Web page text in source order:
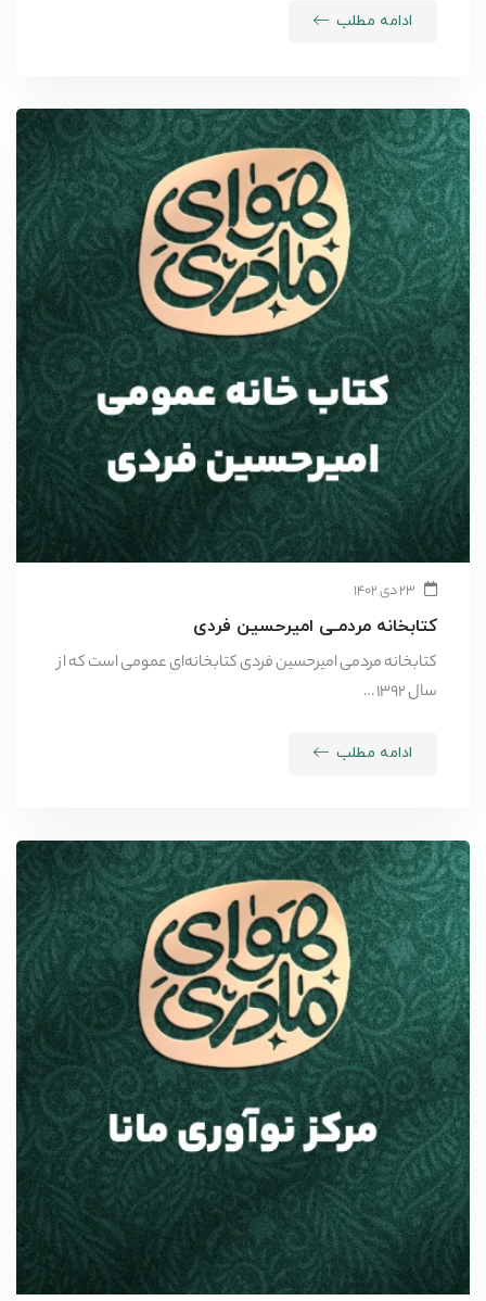
ادامه مطلب
۲۳ دی ۱۴۰۲
کتابخانه مردمـی امیرحسین فردی
کتابخانه مردمی امیرحسین فردی کتابخانه‌ای عمومی است که از
سال ۱۳۹۲ …
ادامه مطلب